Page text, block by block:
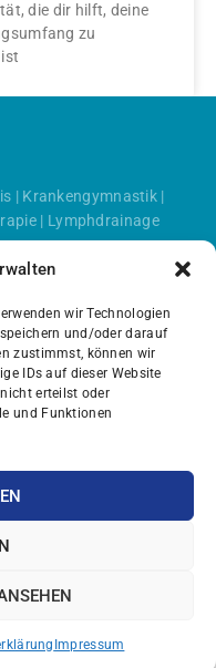
wir Technologien
und/oder darauf
zustimmst, können wir
IDs auf dieser Website
erteilst oder
und Funktionen
Impressum
die dir hilft, deine
zu
| Krankengymnastik |
| Lymphdrainage